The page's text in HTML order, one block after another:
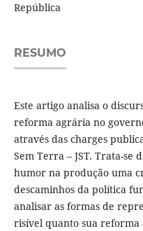
República
RESUMO
Este artigo analisa o
reforma agrária no
através das charges
Sem Terra – JST. Trata-se
humor na produção uma
descaminhos da política
analisar as formas de
risível quanto sua